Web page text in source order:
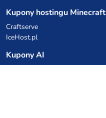
Kupony hostingu Minecraft
Craftserve
IceHost.pl
Kupony AI